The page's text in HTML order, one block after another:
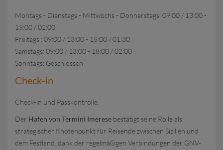
Montags - Dienstags - Mittwochs - Donnerstags: 09:00 / 13:00 -
15:00 / 02:00
Freitags : 09:00 / 13:00 - 15:00 / 01:30
Samstags: 09:00 / 13:00 - 18:00 / 02:00
Sonntags: Geschlossen
Check-in
Check-in und Passkontrolle.
Der Hafen von Termini Imerese bestätigt seine Rolle als
strategischer Knotenpunkt für Reisende zwischen Sizilien und
dem Festland, dank der regelmäßigen Verbindungen der GNV-